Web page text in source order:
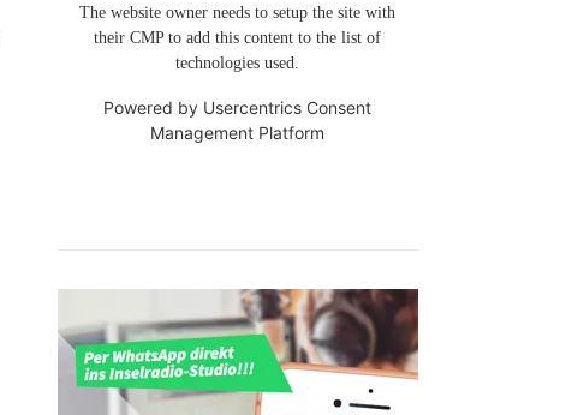
The website owner needs to setup the site with
their CMP to add this content to the list of
technologies used.
Powered by Usercentrics Consent
Management Platform